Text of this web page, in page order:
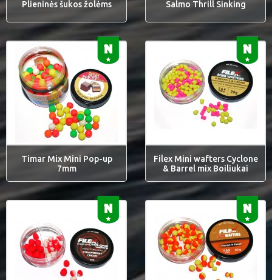
Plieninės šukos žolėms Salmo Thrill Sinking
Timar Mix Mini Pop-up
7mm
Filex Mini wafters Cyclone
& Barrel mix Boiliukai